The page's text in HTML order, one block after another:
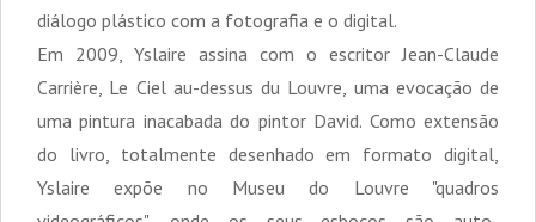
diálogo plástico com a fotografia e o digital.
Em 2009, Yslaire assina com o escritor Jean-Claude
Carrière, Le Ciel au-dessus du Louvre, uma evocação de
uma pintura inacabada do pintor David. Como extensão
do livro, totalmente desenhado em formato digital,
Yslaire expõe no Museu do Louvre "quadros